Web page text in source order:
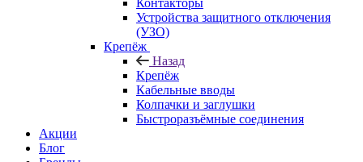
Контакторы
Устройства защитного отключения
(УЗО)
Крепёж
Назад
Крепёж
Кабельные вводы
Колпачки и заглушки
Быстроразъёмные соединения
Акции
Блог